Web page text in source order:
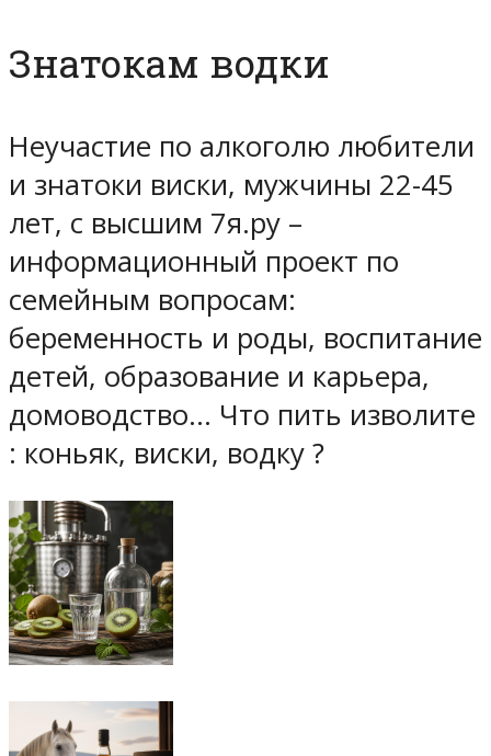
Знатокам водки
Неучастие по алкоголю любители
и знатоки виски, мужчины 22-45
лет, с высшим 7я.ру –
информационный проект по
семейным вопросам:
беременность и роды, воспитание
детей, образование и карьера,
домоводство… Что пить изволите
: коньяк, виски, водку ?